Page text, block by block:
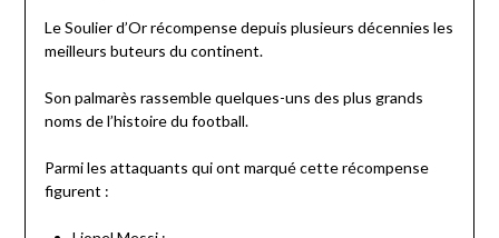
Le Soulier d’Or récompense depuis plusieurs décennies les
meilleurs buteurs du continent.
Son palmarès rassemble quelques-uns des plus grands
noms de l’histoire du football.
Parmi les attaquants qui ont marqué cette récompense
figurent :